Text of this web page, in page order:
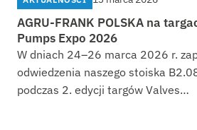
AGRU-FRANK POLSKA na
Pumps Expo 2026
W dniach 24–26 marca 2026 r.
odwiedzenia naszego stoiska
podczas 2. edycji targów Valves…